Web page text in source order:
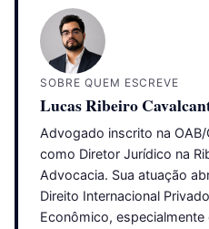
SOBRE QUEM ESCREVE
Lucas Ribeiro
Advogado inscrito na
como Diretor Jurídico na
Advocacia. Sua atuação
Direito Internacional
Econômico, especialmente